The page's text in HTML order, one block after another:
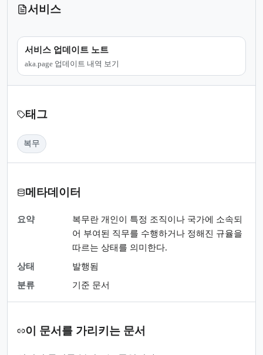
서비스
서비스 업데이트 노트
aka.page 업데이트 내역 보기
태그
복무
메타데이터
요약
복무란 개인이 특정 조직이나 국가에 소속되
어 부여된 직무를 수행하거나 정해진 규율을
따르는 상태를 의미한다.
상태
발행됨
분류
기준 문서
이 문서를 가리키는 문서